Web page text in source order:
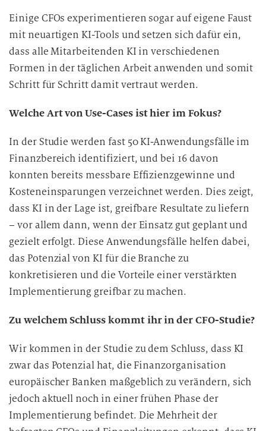
a
r
b
e
i
u
g
Einige CFOs experimentieren sogar auf eigene Faust
mit neuartigen KI-Tools und setzen sich dafür ein,
dass alle Mitarbeitenden KI in verschiedenen
Formen in der täglichen Arbeit anwenden und somit
Schritt für Schritt damit vertraut werden.
Welche Art von Use-Cases ist hier im Fokus?
In der Studie werden fast 50 KI-Anwendungsfälle im
Finanzbereich identifiziert, und bei 16 davon
konnten bereits messbare Effizienzgewinne und
Kosteneinsparungen verzeichnet werden. Dies zeigt,
dass KI in der Lage ist, greifbare Resultate zu liefern
– vor allem dann, wenn der Einsatz gut geplant und
gezielt erfolgt. Diese Anwendungsfälle helfen dabei,
das Potenzial von KI für die Branche zu
konkretisieren und die Vorteile einer verstärkten
Implementierung greifbar zu machen.
Zu welchem Schluss kommt ihr in der CFO-Studie?
Wir kommen in der Studie zu dem Schluss, dass KI
zwar das Potenzial hat, die Finanzorganisation
europäischer Banken maßgeblich zu verändern, sich
jedoch aktuell noch in einer frühen Phase der
Implementierung befindet. Die Mehrheit der